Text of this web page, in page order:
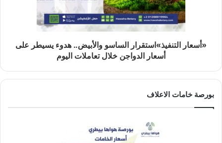
«أسعار التنفيذ»استقرار الساسو والأبيض.. هدوء يسيطر على
أسعار الدواجن خلال تعاملات اليوم
بورصة خامات الاعلاف